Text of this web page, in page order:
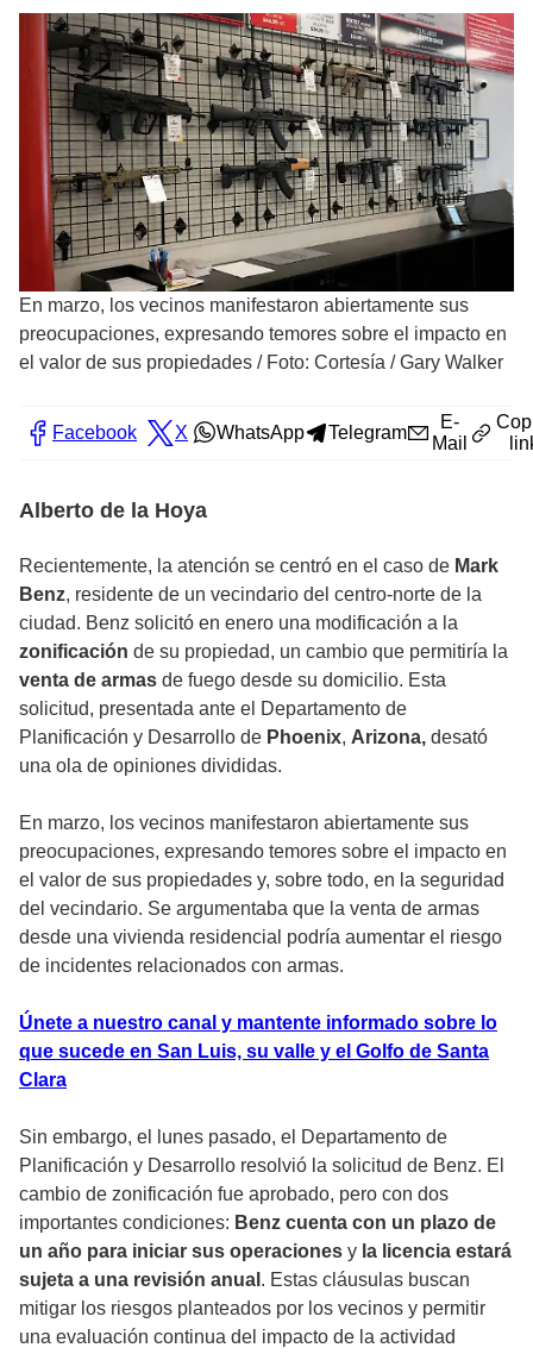
En marzo, los vecinos manifestaron abiertamente sus
preocupaciones, expresando temores sobre el impacto en
el valor de sus propiedades / Foto: Cortesía / Gary Walker
Facebook X WhatsApp Telegram
E-
Mail
Alberto de la Hoya
Recientemente, la atención se centró en el caso de Mark
Benz, residente de un vecindario del centro-norte de la
ciudad. Benz solicitó en enero una modificación a la
zonificación de su propiedad, un cambio que permitiría la
venta de armas de fuego desde su domicilio. Esta
solicitud, presentada ante el Departamento de
Planificación y Desarrollo de Phoenix, Arizona, desató
una ola de opiniones divididas.
En marzo, los vecinos manifestaron abiertamente sus
preocupaciones, expresando temores sobre el impacto en
el valor de sus propiedades y, sobre todo, en la seguridad
del vecindario. Se argumentaba que la venta de armas
desde una vivienda residencial podría aumentar el riesgo
de incidentes relacionados con armas.
Únete a nuestro canal y mantente informado sobre lo
que sucede en San Luis, su valle y el Golfo de Santa
Clara
Sin embargo, el lunes pasado, el Departamento de
Planificación y Desarrollo resolvió la solicitud de Benz. El
cambio de zonificación fue aprobado, pero con dos
importantes condiciones: Benz cuenta con un plazo de
un año para iniciar sus operaciones y la licencia estará
sujeta a una revisión anual . Estas cláusulas buscan
mitigar los riesgos planteados por los vecinos y permitir
una evaluación continua del impacto de la actividad